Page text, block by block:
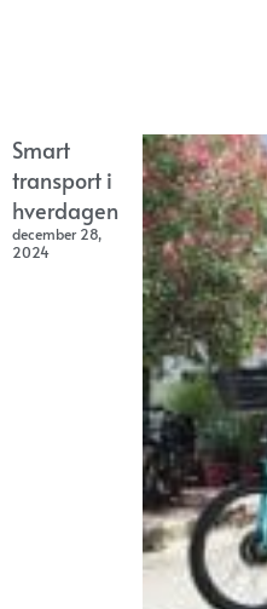
Smart
transport i
hverdagen
december 28,
2024